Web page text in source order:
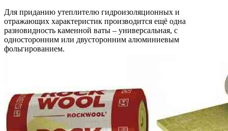
Для приданию утеплителю гидроизоляционных и
отражающих характеристик производится ещё одна
разновидность каменной ваты – универсальная, с
односторонним или двусторонним алюминиевым
фольгированием.